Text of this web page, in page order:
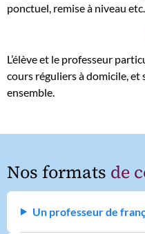
ponctuel, remise à niveau
L’élève et le professeur
cours réguliers à domicile,
ensemble.
Nos formats de
Un professeur de